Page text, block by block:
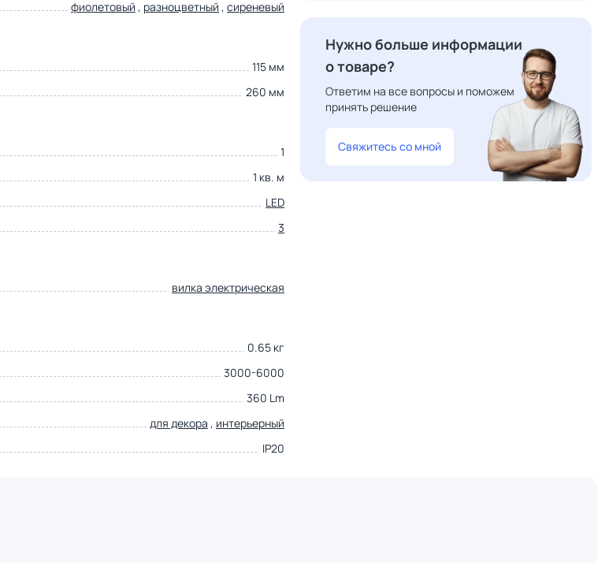
фиолетовый , разноцветный , сиреневый
115 мм
260 мм
1
1 кв. м
LED
3
вилка электрическая
0.65 кг
3000-6000
360 Lm
для декора , интерьерный
IP20
Нужно больше информации
о товаре?
Ответим на все вопросы и поможем
принять решение
Свяжитесь со мной